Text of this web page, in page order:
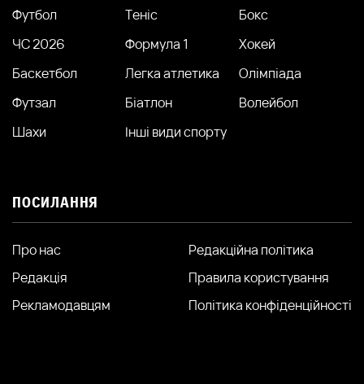
Футбол Теніс
Бокс
ЧС 2026
Формула 1
Хокей
Баскетбол
Легка атлетика
Олімпіада
Футзал
Біатлон
Волейбол
Шахи
Інші види спорту
ПОСИЛАННЯ
Про нас
Редакція
Рекламодавцям
Редакційна політика
Правила користування
Політика конфіденційності